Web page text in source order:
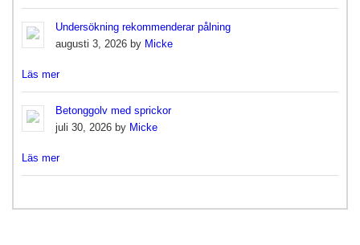
Undersökning rekommenderar pålning
augusti 3, 2026 by Micke
Läs mer
Betonggolv med sprickor
juli 30, 2026 by Micke
Läs mer